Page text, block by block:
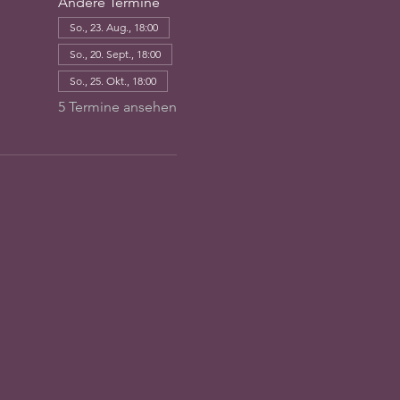
So., 23. Aug., 18:00
So., 20. Sept., 18:00
So., 25. Okt., 18:00
5 Termine ansehen